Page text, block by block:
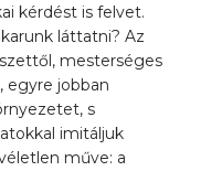
kérdést is felvet.
láttatni? Az
mesterséges
egyre jobban
s
imitáljuk
műve: a